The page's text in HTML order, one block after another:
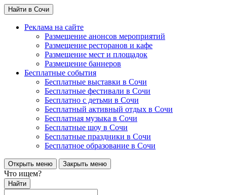
Найти в Сочи
Реклама на сайте
Размещение анонсов мероприятий
Размещение ресторанов и кафе
Размещение мест и площадок
Размещение баннеров
Бесплатные события
Бесплатные выставки в Сочи
Бесплатные фестивали в Сочи
Бесплатно с детьми в Сочи
Бесплатный активный отдых в Сочи
Бесплатная музыка в Сочи
Бесплатные шоу в Сочи
Бесплатные праздники в Сочи
Бесплатное образование в Сочи
Открыть меню Закрыть меню
Что ищем?
Найти